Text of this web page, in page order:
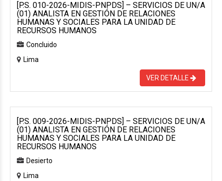
[P.S. 010-2026-MIDIS-PNPDS] – SERVICIOS DE UN/A
(01) ANALISTA EN GESTIÓN DE RELACIONES
HUMANAS Y SOCIALES PARA LA UNIDAD DE
RECURSOS HUMANOS
Concluido
Lima
VER DETALLE
[P.S. 009-2026-MIDIS-PNPDS] – SERVICIOS DE UN/A
(01) ANALISTA EN GESTIÓN DE RELACIONES
HUMANAS Y SOCIALES PARA LA UNIDAD DE
RECURSOS HUMANOS
Desierto
Lima